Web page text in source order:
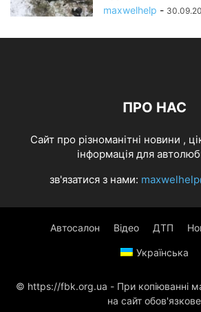
maxwelhelp -
ПРО НАС
Cайт про різноманітні новини ,
інформація для
зв'язатися з нами:
Автосалон Відео ДТП
Українська
© https://fbk.org.ua - При копіюванні
на сайт обов'язкове